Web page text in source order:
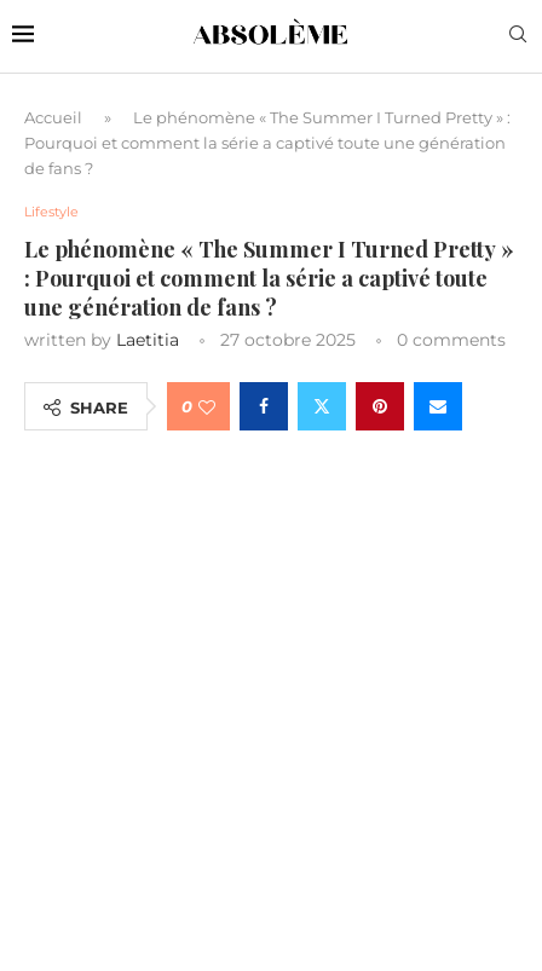
Accueil »
Le phénomène « The Summer I Turned Pretty » :
Pourquoi et comment la série a captivé toute une génération
de fans ?
Lifestyle
Le phénomène « The Summer I Turned Pretty »
: Pourquoi et comment la série a captivé toute
une génération de fans ?
written by Laetitia 27 octobre 2025 0 comments
SHARE 0